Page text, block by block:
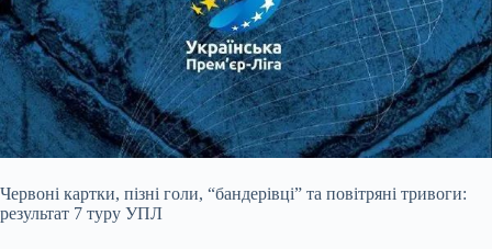
Червоні картки, пізні голи, “бандерівці” та повітряні тривоги:
результат 7 туру УПЛ